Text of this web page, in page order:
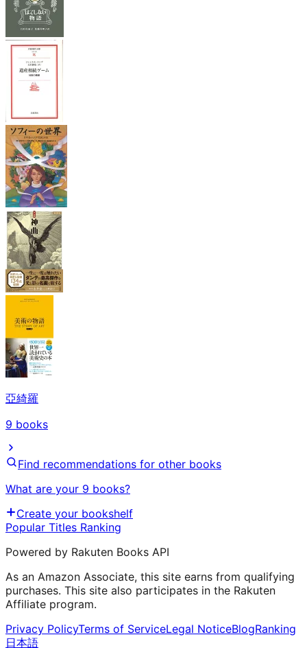
亞綺羅
9 books
Find recommendations for other books
What are your 9 books?
Create your bookshelf
Popular Titles Ranking
Powered by Rakuten Books API
As an Amazon Associate, this site earns from qualifying
purchases. This site also participates in the Rakuten
Affiliate program.
Privacy PolicyTerms of ServiceLegal NoticeBlogRanking
日本語